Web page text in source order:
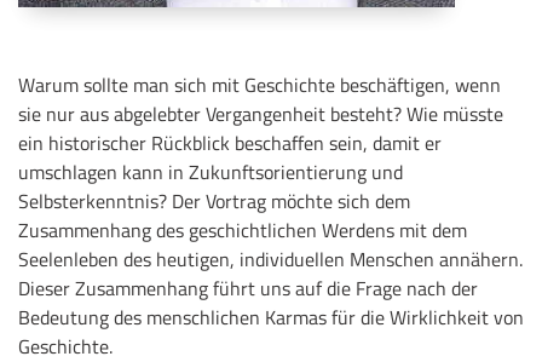
Warum sollte man sich mit Geschichte beschäftigen, wenn
sie nur aus abgelebter Vergangenheit besteht? Wie müsste
ein historischer Rückblick beschaffen sein, damit er
umschlagen kann in Zukunftsorientierung und
Selbsterkenntnis? Der Vortrag möchte sich dem
Zusammenhang des geschichtlichen Werdens mit dem
Seelenleben des heutigen, individuellen Menschen annähern.
Dieser Zusammenhang führt uns auf die Frage nach der
Bedeutung des menschlichen Karmas für die Wirklichkeit von
Geschichte.